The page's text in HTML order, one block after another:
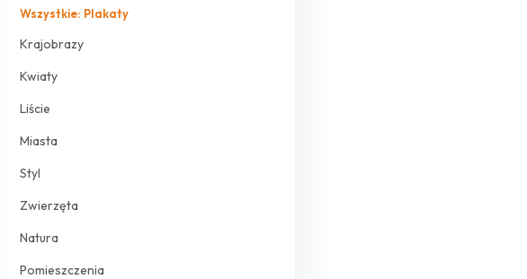
Wszystkie: Plakaty
Krajobrazy
Kwiaty
Liście
Miasta
Styl
Zwierzęta
Natura
Pomieszczenia